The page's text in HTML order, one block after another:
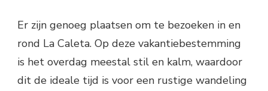
Er zijn genoeg plaatsen om te bezoeken in en
rond La Caleta. Op deze vakantiebestemming
is het overdag meestal stil en kalm, waardoor
dit de ideale tijd is voor een rustige wandeling